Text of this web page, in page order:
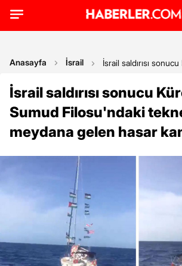
Anasayfa İsrail İsrail saldırısı
İsrail saldırısı sonucu
Sumud Filosu'ndaki
meydana gelen hasar